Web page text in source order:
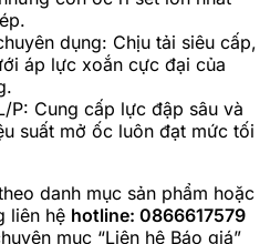
dụng: Chịu tải siêu cấp,
áp lực xoắn cực đại của
P: Cung cấp lực đập sâu và
suất mở ốc luôn đạt mức tối
danh mục sản phẩm hoặc
liên hệ hotline: 0866617579
mục “Liên hệ Báo giá”